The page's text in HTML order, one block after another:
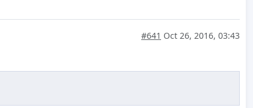
#641 Oct 26, 2016, 03:43